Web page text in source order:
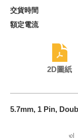
交貨時間
額定電流
2D圖紙
5.7mm, 1 Pin,